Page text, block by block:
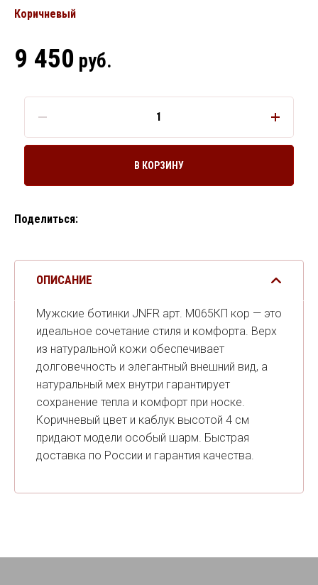
ОПИСАНИЕ
Мужские ботинки JNFR арт. М065КП кор — это
идеальное сочетание стиля и комфорта. Верх
из натуральной кожи обеспечивает
долговечность и элегантный внешний вид, а
натуральный мех внутри гарантирует
сохранение тепла и комфорт при носке.
Коричневый цвет и каблук высотой 4 см
придают модели особый шарм. Быстрая
доставка по России и гарантия качества.
Коричневый
9 450 руб.
В КОРЗИНУ
Поделиться: